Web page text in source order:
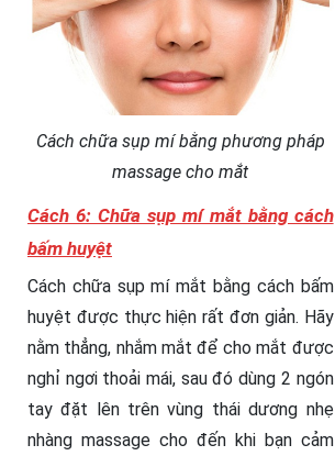
Cách chữa sụp mí bằng phương pháp
massage cho mắt
Cách 6: Chữa sụp mí mắt bằng cách
bấm huyệt
Cách chữa sụp mí mắt bằng cách bấm
huyệt được thực hiện rất đơn giản. Hãy
nằm thẳng, nhắm mắt để cho mắt được
nghỉ ngơi thoải mái, sau đó dùng 2 ngón
tay đặt lên trên vùng thái dương nhẹ
nhàng massage cho đến khi bạn cảm